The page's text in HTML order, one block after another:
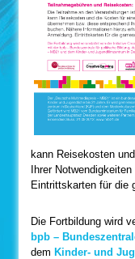
kann Reisekosten
Ihrer
Eintrittskarten für die
Die Fortbildung wird
bpb –
dem Kinder- und